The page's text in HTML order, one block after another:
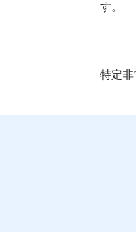
す。
特定非